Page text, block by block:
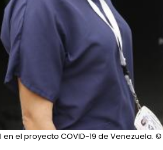
el proyecto COVID-19 de Venezuela. ©